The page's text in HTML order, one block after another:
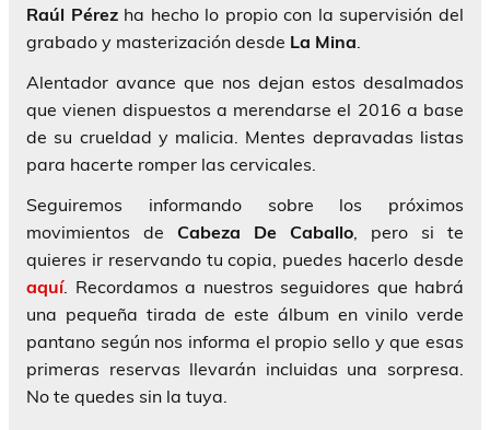
Raúl Pérezha hecho lo propio con la supervisión del
grabado y masterización desde La Mina.
Alentador avance que nos dejan estos desalmados
que vienen dispuestos a merendarse el 2016 a base
de su crueldad y malicia. Mentes depravadas listas
para hacerte romper las cervicales.
Seguiremos informando sobre los próximos
movimientos de Cabeza De Caballo, pero si te
quieres ir reservando tu copia, puedes hacerlo desde
aquí. Recordamos a nuestros seguidores que habrá
una pequeña tirada de este álbum en vinilo verde
pantano según nos informa el propio sello y que esas
primeras reservas llevarán incluidas una sorpresa.
No te quedes sin la tuya.